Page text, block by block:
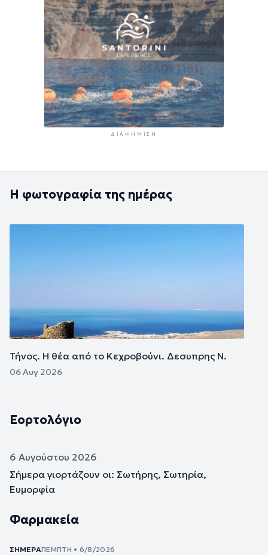
ΔΙΑΦΉΜΙΣΗ
Η φωτογραφία της ημέρας
Τήνος. Η θέα από το Κεχροβούνι. Δεσυπρης Ν.
06 Αυγ 2026
Εορτολόγιο
6 Αυγούστου 2026
Σήμερα γιορτάζουν οι: Σωτήρης, Σωτηρία,
Ευμορφία
Φαρμακεία
ΣΉΜΕΡΑΠΈΜΠΤΗ • 6/8/2026